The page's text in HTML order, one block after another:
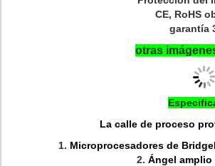
CE, RoHS
garantía
otras
La calle de proceso
1. Microprocesadores de
2. Ángel